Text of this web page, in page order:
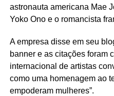
astronauta americana Mae
Yoko Ono e o romancista
A empresa disse em seu
banner e as citações foram
internacional de artistas
como uma homenagem ao
empoderam mulheres”.